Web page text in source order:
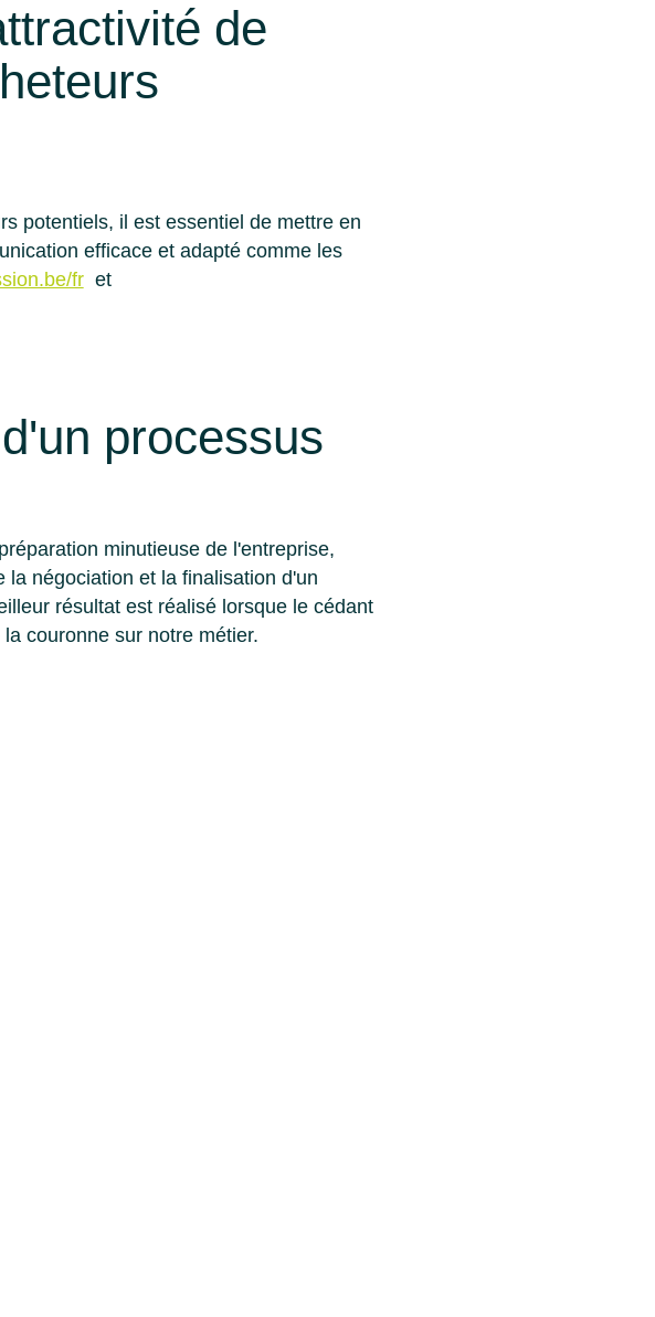
de
potentiels, il est essentiel de mettre en
efficace et adapté comme les
fret
processus
minutieuse de l'entreprise,
la négociation et la finalisation d'un
résultat est réalisé lorsque le cédant
couronne sur notre métier.